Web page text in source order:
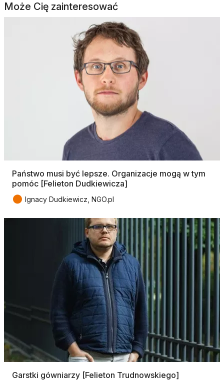
Może Cię zainteresować
Państwo musi być lepsze. Organizacje mogą w tym
pomóc [Felieton Dudkiewicza]
● Ignacy Dudkiewicz, NGO.pl
Garstki gówniarzy [Felieton Trudnowskiego]